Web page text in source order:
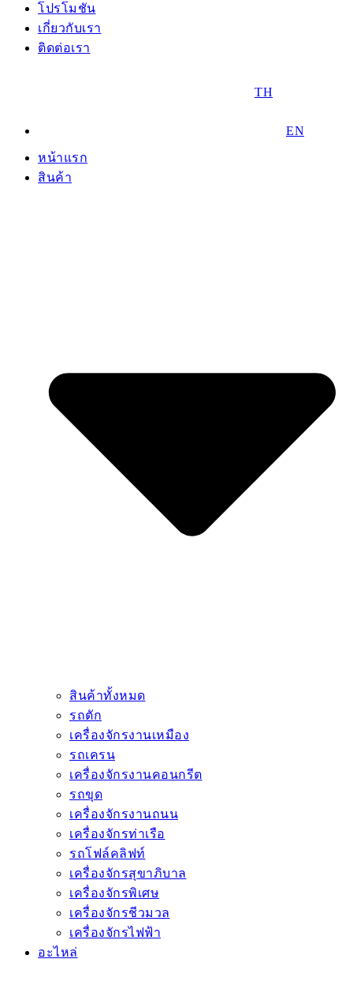
โปรโมชัน
เกี่ยวกับเรา
ติดต่อเรา
TH
EN
หน้าแรก
สินค้า
สินค้าทั้งหมด
รถตัก
เครื่องจักรงานเหมือง
รถเครน
เครื่องจักรงานคอนกรีต
รถขุด
เครื่องจักรงานถนน
เครื่องจักรท่าเรือ
รถโฟล์คลิฟท์
เครื่องจักรสุขาภิบาล
เครื่องจักรพิเศษ
เครื่องจักรชีวมวล
เครื่องจักรไฟฟ้า
อะไหล่